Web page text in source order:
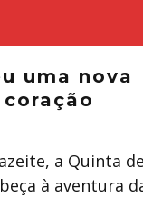
uma nova
a Quinta
à aventura